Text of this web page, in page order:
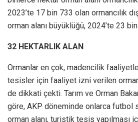
2023’te 17 bin 733 olan ormancılık
orman alanı büyüklüğü, 2024’te 23
32 HEKTARLIK ALAN
Ormanlar en çok, madencilik
tesisler için faaliyet izni verilen orman
de dikkati çekti. Tarım ve Orman
göre, AKP döneminde onlarca futbol
orman alanı, turistik tesis yapılması